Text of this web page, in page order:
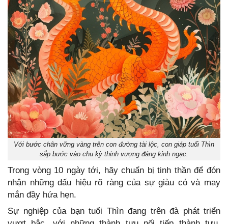
Với bước chân vững vàng trên con đường tài lộc, con giáp tuổi Thìn
sắp bước vào chu kỳ thịnh vượng đáng kinh ngạc.
Trong vòng 10 ngày tới, hãy chuẩn bị tinh thần để đón
nhận những dấu hiệu rõ ràng của sự giàu có và may
mắn đầy hứa hẹn.
Sự nghiệp của bạn tuổi Thìn đang trên đà phát triển